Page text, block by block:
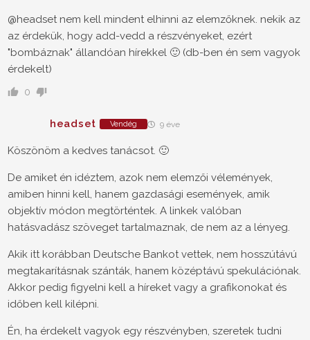
@headset nem kell mindent elhinni az elemzőknek. nekik az
az érdekük, hogy add-vedd a részvényeket, ezért
"bombáznak" állandóan hírekkel 🙂 (db-ben én sem vagyok
érdekelt)
0
headset Vendég 9 éve
Köszönöm a kedves tanácsot. 🙂
De amiket én idéztem, azok nem elemzői vélemények,
amiben hinni kell, hanem gazdasági események, amik
objektív módon megtörténtek. A linkek valóban
hatásvadász szöveget tartalmaznak, de nem az a lényeg.
Akik itt korábban Deutsche Bankot vettek, nem hosszútávú
megtakarításnak szánták, hanem középtávú spekulációnak.
Akkor pedig figyelni kell a híreket vagy a grafikonokat és
időben kell kilépni.
Én, ha érdekelt vagyok egy részvényben, szeretek tudni